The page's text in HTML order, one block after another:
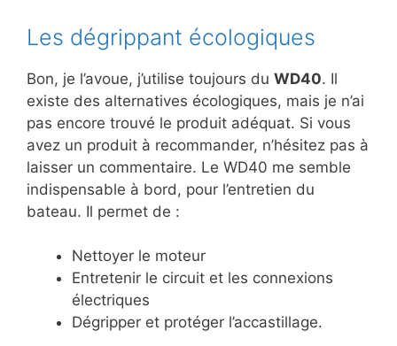
Les dégrippant écologiques
Bon, je l’avoue, j’utilise toujours du WD40. Il
existe des alternatives écologiques, mais je n’ai
pas encore trouvé le produit adéquat. Si vous
avez un produit à recommander, n’hésitez pas à
laisser un commentaire. Le WD40 me semble
indispensable à bord, pour l’entretien du
bateau. Il permet de :
Nettoyer le moteur
Entretenir le circuit et les connexions
électriques
Dégripper et protéger l’accastillage.